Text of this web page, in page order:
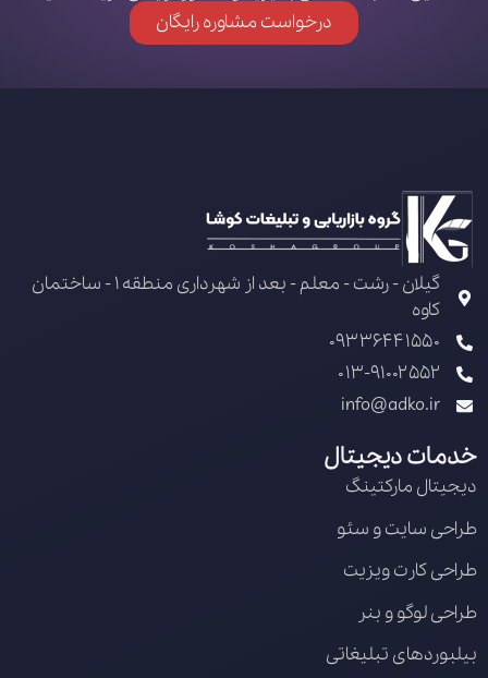
درخواست مشاوره رایگان
گیلان - رشت - معلم - بعد از شهرداری منطقه 1 - ساختمان
کاوه
09336441550
013-91002552
info@adko.ir
خدمات دیجیتال
دیجیتال مارکتینگ
طراحی سایت و سئو
طراحی کارت ویزیت
طراحی لوگو و بنر
بیلبوردهای تبلیغاتی